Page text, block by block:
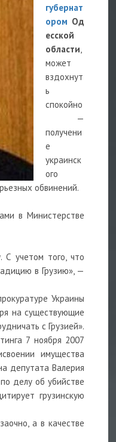
губернат
ором Од
есской
области,
может
вздохнут
ь
спокойно
—
получени
е
украинск
ого
обвинений.
в Министерстве
С учетом того, что
в Грузию», —
Украины
на существующие
с Грузией».
7 ноября 2007
имущества
депутата Валерия
делу об убийстве
грузинскую
а в качестве